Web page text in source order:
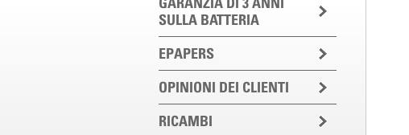
SULLA BATTERIA
EPAPERS
OPINIONI DEI CLIENTI
RICAMBI